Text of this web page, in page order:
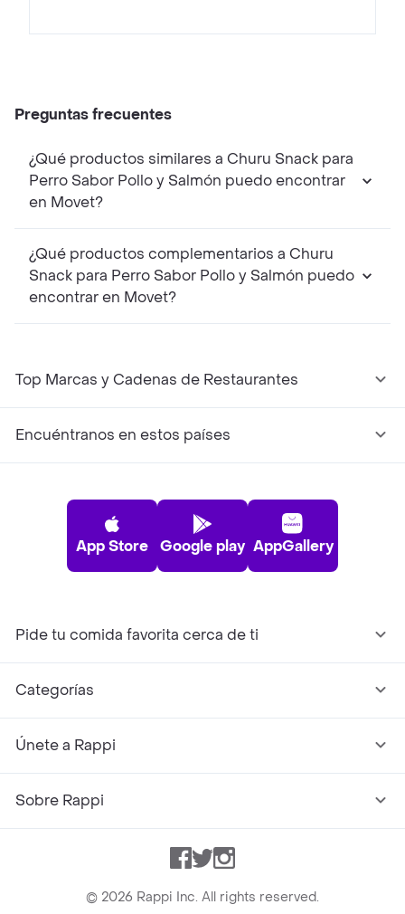
Preguntas frecuentes
¿Qué productos similares a Churu Snack para
Perro Sabor Pollo y Salmón puedo encontrar
en Movet?
¿Qué productos complementarios a Churu
Snack para Perro Sabor Pollo y Salmón puedo
encontrar en Movet?
Top Marcas y Cadenas de Restaurantes
Encuéntranos en estos países
App Store Google play AppGallery
Pide tu comida favorita cerca de ti
Categorías
Únete a Rappi
Sobre Rappi
Facebook
TwitterInstagram
© 2026 Rappi Inc. All rights reserved.